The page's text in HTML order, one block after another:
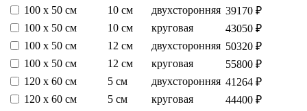
100 х 50 см
10 см двухсторонняя 39170 ₽
100 х 50 см
10 см круговая
43050 ₽
100 х 50 см
12 см двухсторонняя 50320 ₽
100 х 50 см
12 см круговая
55800 ₽
120 х 60 см
5 см двухсторонняя 41264 ₽
120 х 60 см
5 см круговая
44400 ₽